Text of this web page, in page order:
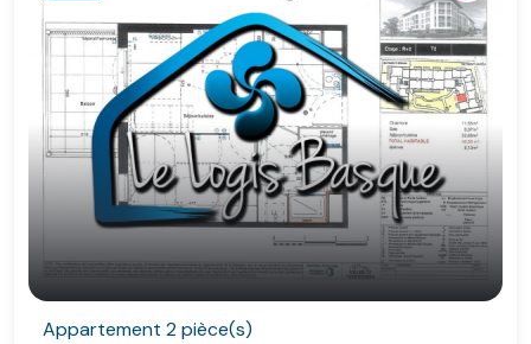
Appartement 2 pièce(s)